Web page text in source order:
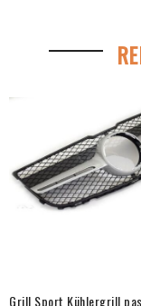
Grill Sport Kühlergrill